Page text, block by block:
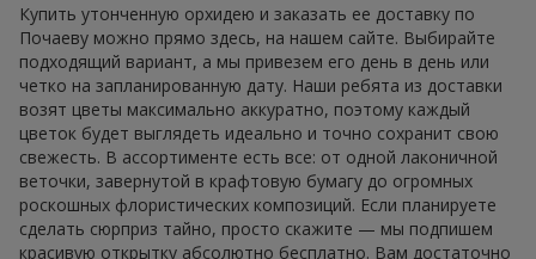
Купить утонченную орхидею и заказать ее доставку по
Почаеву можно прямо здесь, на нашем сайте. Выбирайте
подходящий вариант, а мы привезем его день в день или
четко на запланированную дату. Наши ребята из доставки
возят цветы максимально аккуратно, поэтому каждый
цветок будет выглядеть идеально и точно сохранит свою
свежесть. В ассортименте есть все: от одной лаконичной
веточки, завернутой в крафтовую бумагу до огромных
роскошных флористических композиций. Если планируете
сделать сюрприз тайно, просто скажите — мы подпишем
красивую открытку абсолютно бесплатно. Вам достаточно